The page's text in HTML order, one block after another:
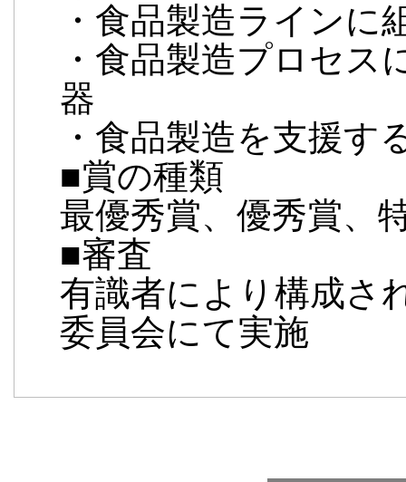
・食品製造ラインに
・食品製造プロセス
器
・食品製造を支援す
■賞の種類
最優秀賞、優秀賞、
■審査
有識者により構成さ
委員会にて実施